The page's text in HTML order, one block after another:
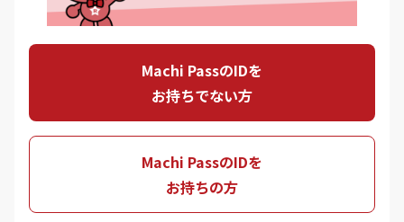
Machi PassのIDを
お持ちでない方
Machi PassのIDを
お持ちの方